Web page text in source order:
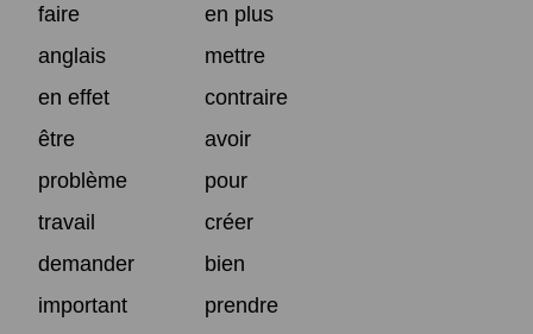
faire
en plus
anglais
mettre
en effet
contraire
être
avoir
problème
pour
travail
créer
demander
bien
important
prendre